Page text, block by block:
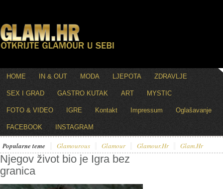
HOME IN & OUT MODA LJEPOTA ZDRAVLJE
SEX I GRAD GASTRO KUTAK ART MYSTIC
FOTO & VIDEO IGRE Kontakt Impressum Oglašavanje
FACEBOOK INSTAGRAM
Popularne teme Glamourous Glamour Glamour.hr Glam.hr
Njegov život bio je Igra bez
granica